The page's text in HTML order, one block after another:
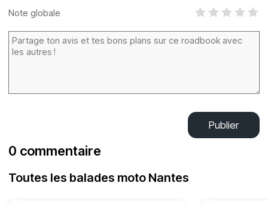
Note globale
Publier
0 commentaire
Toutes les balades moto Nantes